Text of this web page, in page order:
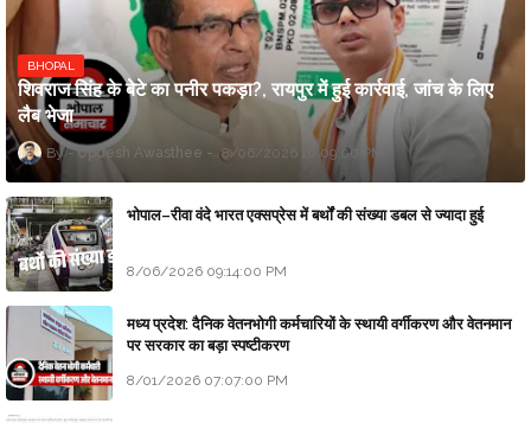
BHOPAL
शिवराज सिंह के बेटे का पनीर पकड़ा?, रायपुर में हुई कार्रवाई, जांच के लिए
लैब भेजा
Updesh Awasthee 8/06/2026 10:09:00 PM
भोपाल–रीवा वंदे भारत एक्सप्रेस में बर्थों की संख्या डबल से ज्यादा हुई
8/06/2026 09:14:00 PM
मध्य प्रदेश: दैनिक वेतनभोगी कर्मचारियों के स्थायी वर्गीकरण और वेतनमान
पर सरकार का बड़ा स्पष्टीकरण
8/01/2026 07:07:00 PM